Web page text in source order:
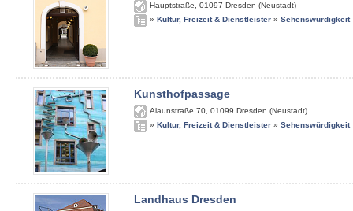
Hauptstraße 01097 Dresden (Neustadt)
» Kultur, Freizeit & Dienstleister » Sehenswürdigkeit
Kunsthofpassage
Alaunstraße 70 01099 Dresden (Neustadt)
» Kultur, Freizeit & Dienstleister » Sehenswürdigkeit
Landhaus Dresden